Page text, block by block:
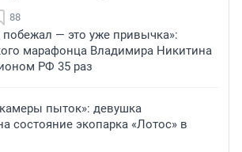
88
побежал — это уже привычка»:
марафонца Владимира Никитина
РФ 35 раз
пыток»: девушка
состояние экопарка «Лотос» в